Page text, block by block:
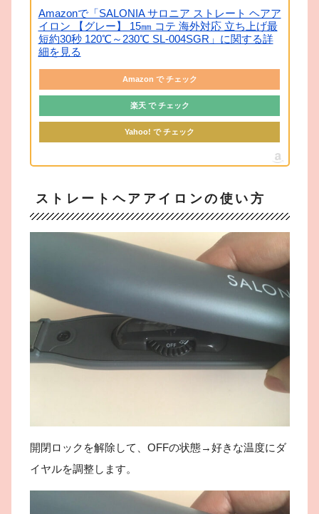
Amazonで「SALONIA サロニア ストレート ヘアア
イロン 【グレー】 15㎜ コテ 海外対応 立ち上げ最
短約30秒 120℃～230℃ SL-004SGR」に関する詳
細を見る
Amazon で チェック
楽天 で チェック
Yahoo! で チェック
ストレートヘアアイロンの使い方
開閉ロックを解除して、OFFの状態→好きな温度にダ
イヤルを調整します。